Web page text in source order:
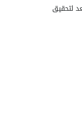
لتحقيق